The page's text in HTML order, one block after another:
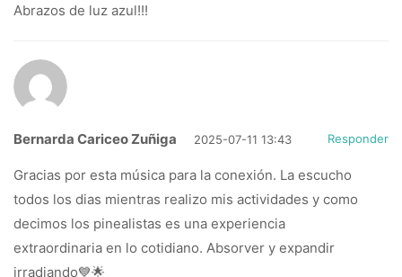
Abrazos de luz azul!!!
Bernarda Cariceo Zuñiga 2025-07-11 13:43 Responder
Gracias por esta música para la conexión. La escucho
todos los dias mientras realizo mis actividades y como
decimos los pinealistas es una experiencia
extraordinaria en lo cotidiano. Absorver y expandir
irradiando💙🌟